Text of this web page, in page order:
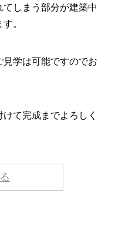
しまう部分が建築中
。
見学は可能ですのでお
て完成までよろしく